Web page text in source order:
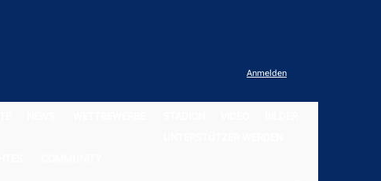
Anmelden